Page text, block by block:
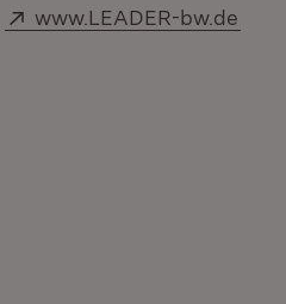
Extern:
www.LEADER-bw.de